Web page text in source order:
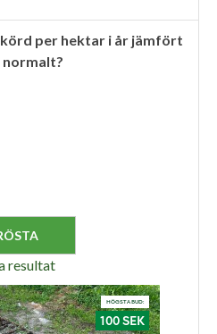
per hektar i år jämfört
normalt?
resultat